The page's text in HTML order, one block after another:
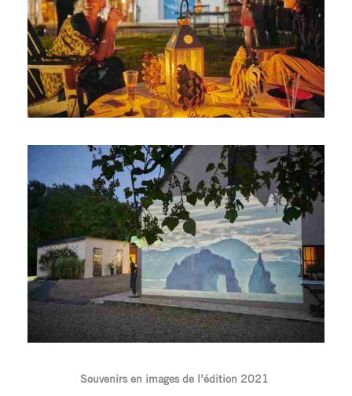
Souvenirs en images de l’édition 2021